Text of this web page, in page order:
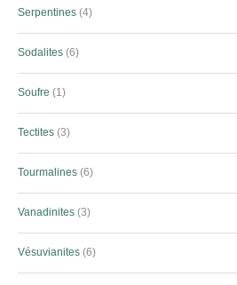
Serpentines 4
Sodalites 6
Soufre 1
Tectites 3
Tourmalines 6
Vanadinites 3
Vésuvianites 6